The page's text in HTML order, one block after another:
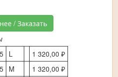
/ Заказать
L
1 320,00 ₽
M
1 320,00 ₽